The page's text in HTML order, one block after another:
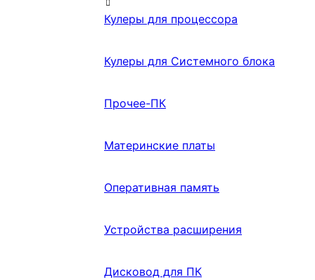
Кулеры для процессора
Кулеры для Системного блока
Прочее-ПК
Материнские платы
Оперативная память
Устройства расширения
Дисковод для ПК